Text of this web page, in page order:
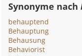
Synonyme nach
behauptend
Behauptung
Behausung
Behaviorist